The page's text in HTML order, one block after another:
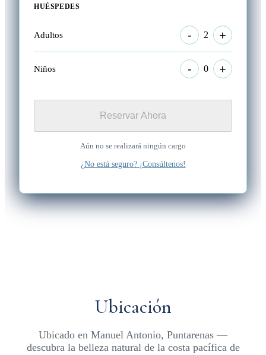
HUÉSPEDES
Adultos - 2 +
Niños - 0 +
Reservar Ahora
Aún no se realizará ningún cargo
¿No está seguro? ¡Consúltenos!
Ubicación
Ubicado en Manuel Antonio, Puntarenas —
descubra la belleza natural de la costa pacífica de